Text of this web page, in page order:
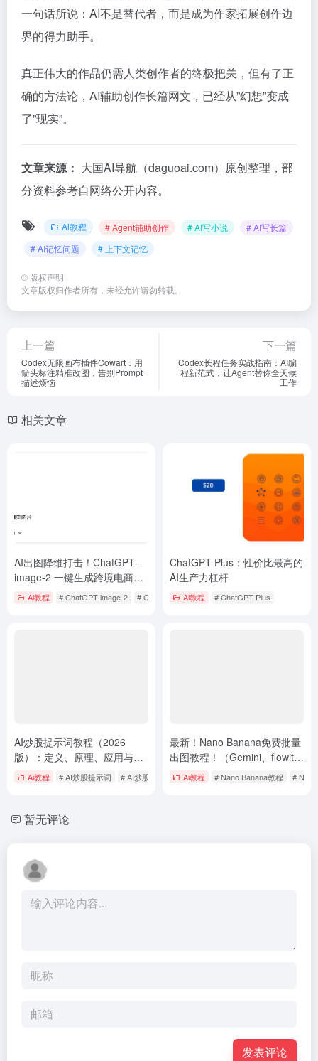
一句话所说：AI不是替代者，而是成为作家拓展创作边
界的得力助手。
真正伟大的作品仍需人类创作者的终极把关，但有了正
确的方法论，AI辅助创作长篇网文，已经从”幻想”变成
了”现实”。
文章来源： 大国AI导航（daguoai.com）原创整理，部
分资料参考自网络公开内容。
Ai教程 # Agent辅助创作 # AI写小说
# AI写长篇
# AI记忆问题
# 上下文记忆
© 版权声明
文章版权归作者所有，未经允许请勿转载。
上一篇
Codex无限画布插件Cowart：用
箭头标注精准改图，告别Prompt
描述烦恼
下一篇
Codex长程任务实战指南：AI编
程新范式，让Agent替你全天候
工作
相关文章
AI出图降维打击！ChatGPT-
image-2 一键生成跨境电商高
转化图，告别廉价感打造品牌
Ai教程 # ChatGPT-image-2 # ChatGPT-image-2生图 # ChatGPT-image-2跨境
ChatGPT Plus：性价比最高的
AI生产力杠杆
Ai教程 # ChatGPT Plus
AI炒股提示词教程（2026
版）：定义、原理、应用与实
战策略
Ai教程 # AI炒股提示词 # AI炒股教程
最新！Nano Banana免费批量
出图教程！（Gemini、flowith
已上线！）
Ai教程 # Nano Banana教程 #
暂无评论
发表评论